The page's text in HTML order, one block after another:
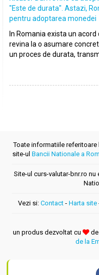
"Este de durata". Astazi,
pentru adoptarea monedei
In Romania exista un
revina la o asumare
un proces de durata,
Toate informatiile referitoare
site-ul Bancii Nationale a
Site-ul curs-valutar-bnr.ro
Vezi si: Contact - Harta site
un produs dezvoltat cu de
de la